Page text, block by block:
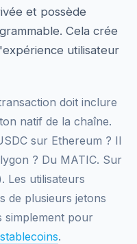
et possède
Cela crée
utilisateur
doit inclure
natif de la chaîne.
sur Ethereum ? Il
? Du MATIC. Sur
Les utilisateurs
de plusieurs jetons
simplement pour
stablecoins.